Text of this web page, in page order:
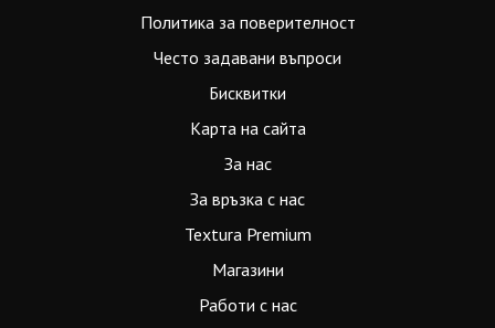
Политика за поверителност
Често задавани въпроси
Бисквитки
Карта на сайта
За нас
За връзка с нас
Textura Premium
Магазини
Работи с нас